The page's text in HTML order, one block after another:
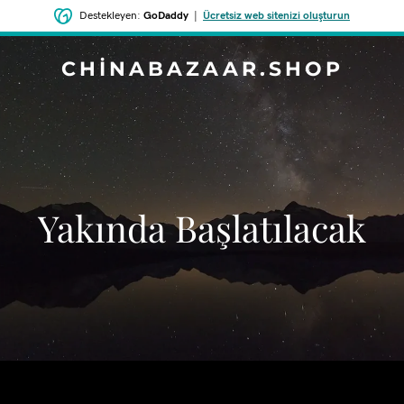
Destekleyen: GoDaddy Ücretsiz web sitenizi oluşturun
CHINABAZAAR.SHOP
‌Yakında Başlatılacak